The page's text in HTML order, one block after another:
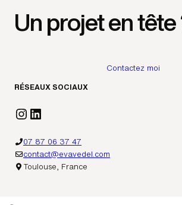
Un projet en tête
Contactez moi
RÉSEAUX SOCIAUX
Instagram
LinkedIn
07 87 06 37 47
contact@evavedel.com
Toulouse, France